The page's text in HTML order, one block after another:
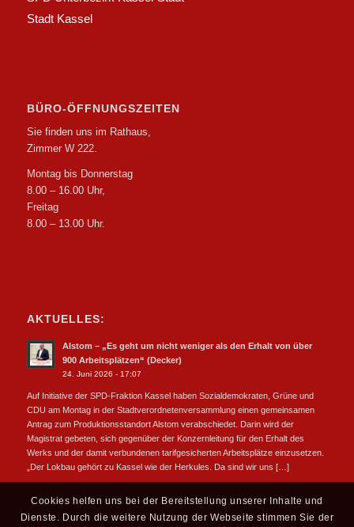
Stadt Kassel
BÜRO-ÖFFNUNGSZEITEN
Sie finden uns im Rathaus,
Zimmer W 222.
Montag bis Donnerstag
8.00 – 16.00 Uhr,
Freitag
8.00 – 13.00 Uhr.
AKTUELLES:
Alstom – „Es geht um nicht weniger als den Erhalt von über
900 Arbeitsplätzen“ (Decker)
24. Juni 2026 - 17:07
Auf Initiative der SPD-Fraktion Kassel haben Sozialdemokraten, Grüne und
CDU am Montag in der Stadtverordnetenversammlung einen gemeinsamen
Antrag zum Produktionsstandort Alstom verabschiedet. Darin wird der
Magistrat gebeten, sich gegenüber der Konzernleitung für den Erhalt des
Werks und der damit verbundenen tarifgesicherten Arbeitsplätze einzusetzen.
„Der Lokbau gehört zu Kassel wie der Herkules. Da sind wir uns […]
Cookies helfen uns bei der Bereitstellung unserer Inhalte und
Dienste. Durch die weitere Nutzung der Webseite stimmen Sie der